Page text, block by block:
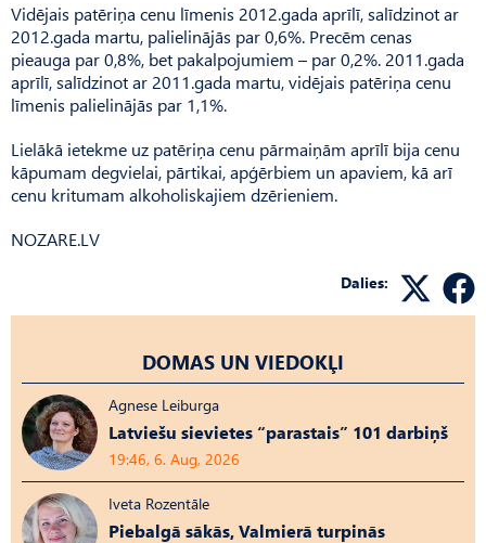
Vidējais patēriņa cenu līmenis 2012.gada aprīlī, salīdzinot ar
2012.gada martu, palielinājās par 0,6%. Precēm cenas
pieauga par 0,8%, bet pakalpojumiem – par 0,2%. 2011.gada
aprīlī, salīdzinot ar 2011.gada martu, vidējais patēriņa cenu
līmenis palielinājās par 1,1%.
Lielākā ietekme uz patēriņa cenu pārmaiņām aprīlī bija cenu
kāpumam degvielai, pārtikai, apģērbiem un apaviem, kā arī
cenu kritumam alkoholiskajiem dzērieniem.
NOZARE.LV
Dalies:
DOMAS UN VIEDOKĻI
Agnese Leiburga
Latviešu sievietes “parastais” 101 darbiņš
19:46, 6. Aug, 2026
Iveta Rozentāle
Piebalgā sākās, Valmierā turpinās